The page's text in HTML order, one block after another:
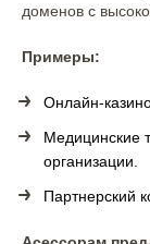
доменов с
Примеры:
Онлайн-
Медицинские
организации.
Партнерский